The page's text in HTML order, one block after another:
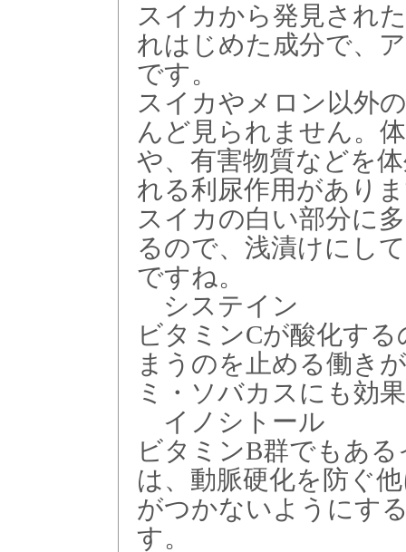
スイカから発見され
れはじめた成分で、
です。
スイカやメロン以外
んど見られません。
や、有害物質などを
れる利尿作用があり
スイカの白い部分に
るので、浅漬けにし
ですね。
システイン
ビタミンCが酸化す
まうのを止める働き
ミ・ソバカスにも効
イノシトール
ビタミンB群でもあ
は、動脈硬化を防ぐ
がつかないようにす
す。